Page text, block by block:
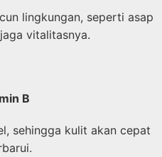
lingkungan, seperti asap
vitalitasnya.
B
sehingga kulit akan cepat